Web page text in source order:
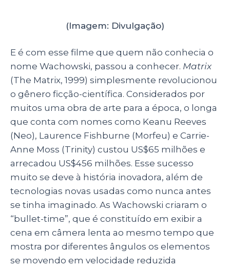
(Imagem: Divulgação)
E é com esse filme que quem não conhecia o
nome Wachowski, passou a conhecer. Matrix
(The Matrix, 1999) simplesmente revolucionou
o gênero ficção-científica. Considerados por
muitos uma obra de arte para a época, o longa
que conta com nomes como Keanu Reeves
(Neo), Laurence Fishburne (Morfeu) e Carrie-
Anne Moss (Trinity) custou US$65 milhões e
arrecadou US$456 milhões. Esse sucesso
muito se deve à história inovadora, além de
tecnologias novas usadas como nunca antes
se tinha imaginado. As Wachowski criaram o
“bullet-time”, que é constituído em exibir a
cena em câmera lenta ao mesmo tempo que
mostra por diferentes ângulos os elementos
se movendo em velocidade reduzida